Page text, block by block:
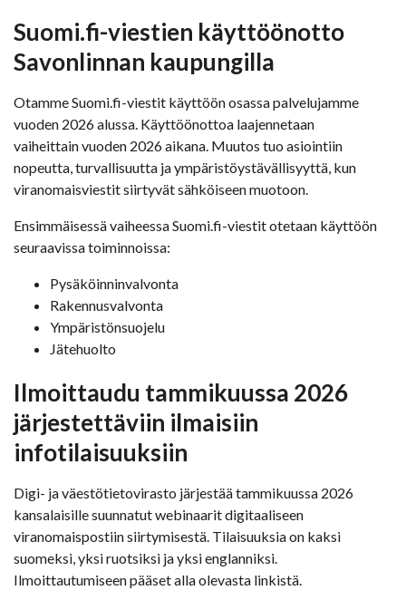
Suomi.fi-viestien käyttöönotto
Savonlinnan kaupungilla
Otamme Suomi.fi-viestit käyttöön osassa palvelujamme
vuoden 2026 alussa. Käyttöönottoa laajennetaan
vaiheittain vuoden 2026 aikana. Muutos tuo asiointiin
nopeutta, turvallisuutta ja ympäristöystävällisyyttä, kun
viranomaisviestit siirtyvät sähköiseen muotoon.
Ensimmäisessä vaiheessa Suomi.fi-viestit otetaan käyttöön
seuraavissa toiminnoissa:
Pysäköinninvalvonta
Rakennusvalvonta
Ympäristönsuojelu
Jätehuolto
Ilmoittaudu tammikuussa 2026
järjestettäviin ilmaisiin
infotilaisuuksiin
Digi- ja väestötietovirasto järjestää tammikuussa 2026
kansalaisille suunnatut webinaarit digitaaliseen
viranomaispostiin siirtymisestä. Tilaisuuksia on kaksi
suomeksi, yksi ruotsiksi ja yksi englanniksi.
Ilmoittautumiseen pääset alla olevasta linkistä.